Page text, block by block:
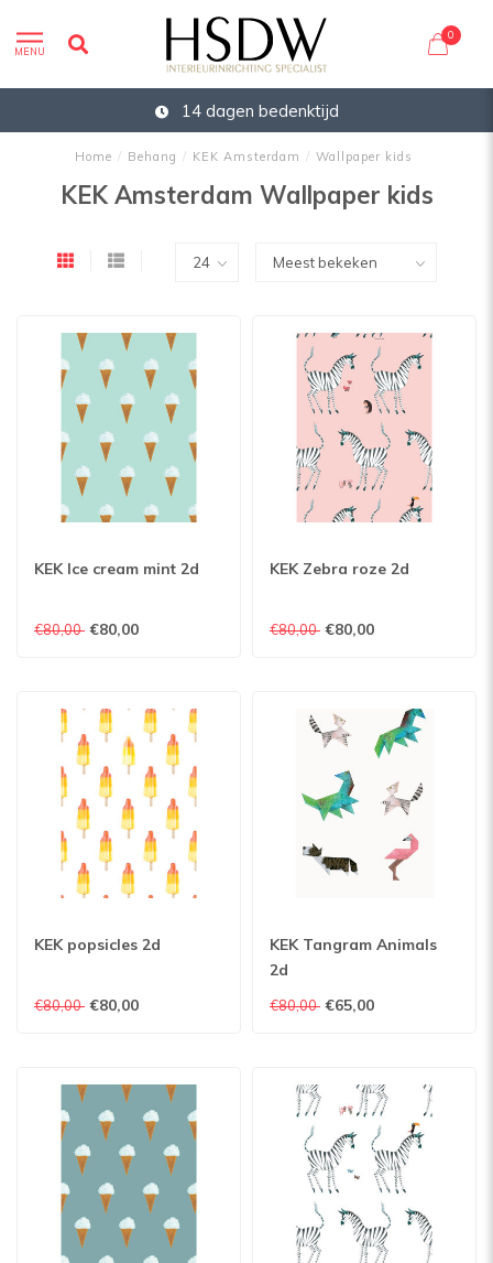
MENU
0
14 dagen bedenktijd
Home / Behang / KEK Amsterdam / Wallpaper kids
KEK Amsterdam Wallpaper kids
KEK Ice cream mint 2d
€80,00 €80,00
KEK Zebra roze 2d
€80,00 €80,00
KEK popsicles 2d
€80,00 €80,00
KEK Tangram Animals
2d
€80,00 €65,00